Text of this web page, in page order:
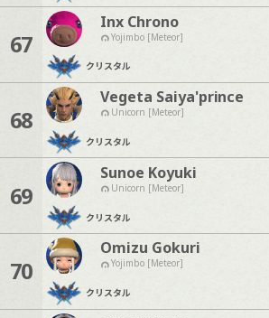
67
Inx Chrono
Yojimbo [Meteor]
クリスタル
68
Vegeta Saiya'prince
Unicorn [Meteor]
クリスタル
69
Sunoe Koyuki
Unicorn [Meteor]
クリスタル
70
Omizu Gokuri
Yojimbo [Meteor]
クリスタル